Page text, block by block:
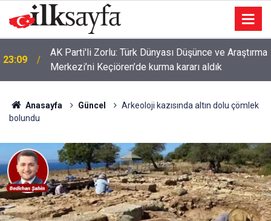
23:09
AK Parti'li Zorlu: Türk Dünyası Düşünce ve Araştırma
Merkezi’ni Keçiören’de kurma kararı aldık
Anasayfa Güncel
Arkeoloji kazısında altın dolu çömlek
bolundu